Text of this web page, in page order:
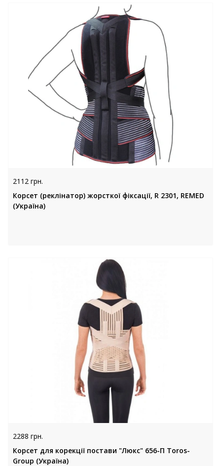
2112 грн.
Корсет (реклінатор) жорсткої фіксації, R 2301, REMED
(Україна)
2288 грн.
Корсет для корекції постави "Люкс" 656-П Toros-
Group (Україна)